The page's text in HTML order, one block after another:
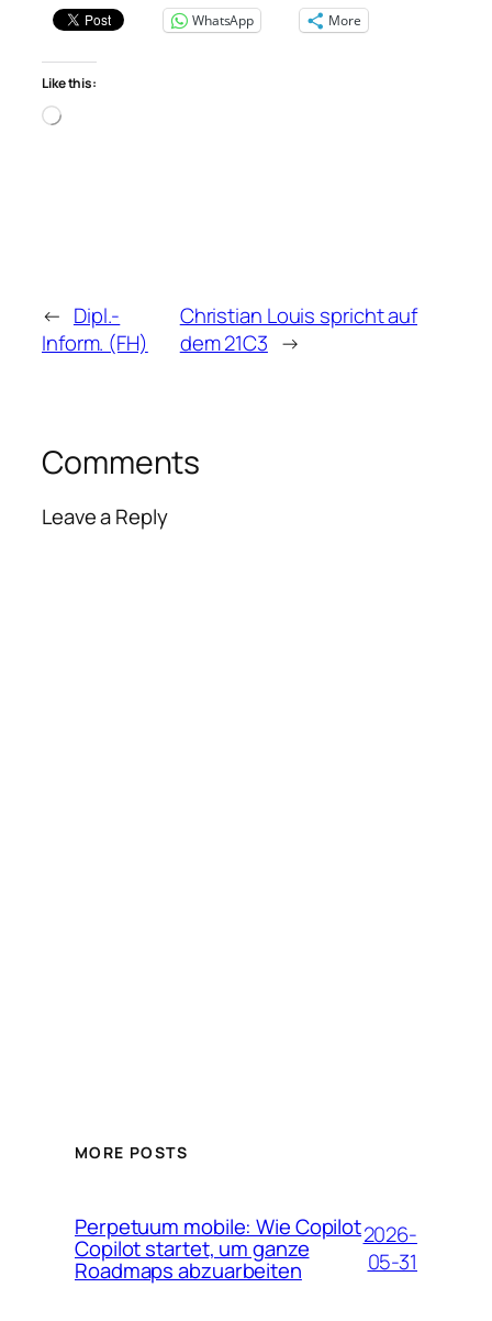
WhatsApp
More
Like this:
Loading…
← Dipl.-
Inform. (FH)
Christian Louis spricht auf
dem 21C3 →
Comments
Leave a Reply
MORE POSTS
Perpetuum mobile: Wie Copilot
Copilot startet, um ganze
Roadmaps abzuarbeiten
2026-
05-31